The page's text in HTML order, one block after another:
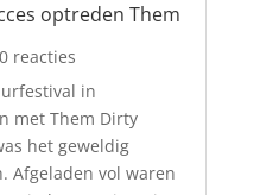
optreden Them
reacties
in
met Them Dirty
het geweldig
Afgeladen vol waren